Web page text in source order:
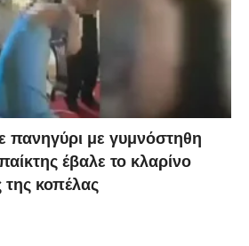
πανηγύρι με γυμνόστηθη
έβαλε το κλαρίνο
κοπέλας